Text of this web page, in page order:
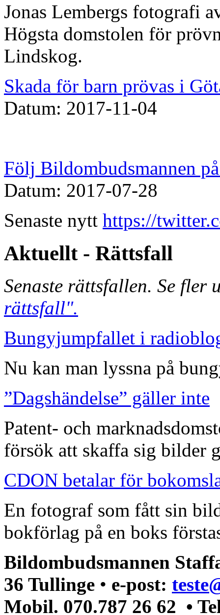
Jonas Lembergs fotografi
Högsta domstolen för
Lindskog.
Skada för barn prövas i
Datum: 2017-11-04
Följ Bildombudsmannen
Datum: 2017-07-28
Senaste nytt https://
Aktuellt - Rättsfall
Senaste rättsfallen. Se
rättsfall".
Bungyjumpfallet i
Nu kan man lyssna på
”Dagshändelse” gäller inte
Patent- och
försök att skaffa sig bilder
CDON betalar för
En fotograf som fått sin
bokförlag på en boks
Bildombudsmannen
36 Tullinge • e-post:
Mobil. 070.787 26 62 •